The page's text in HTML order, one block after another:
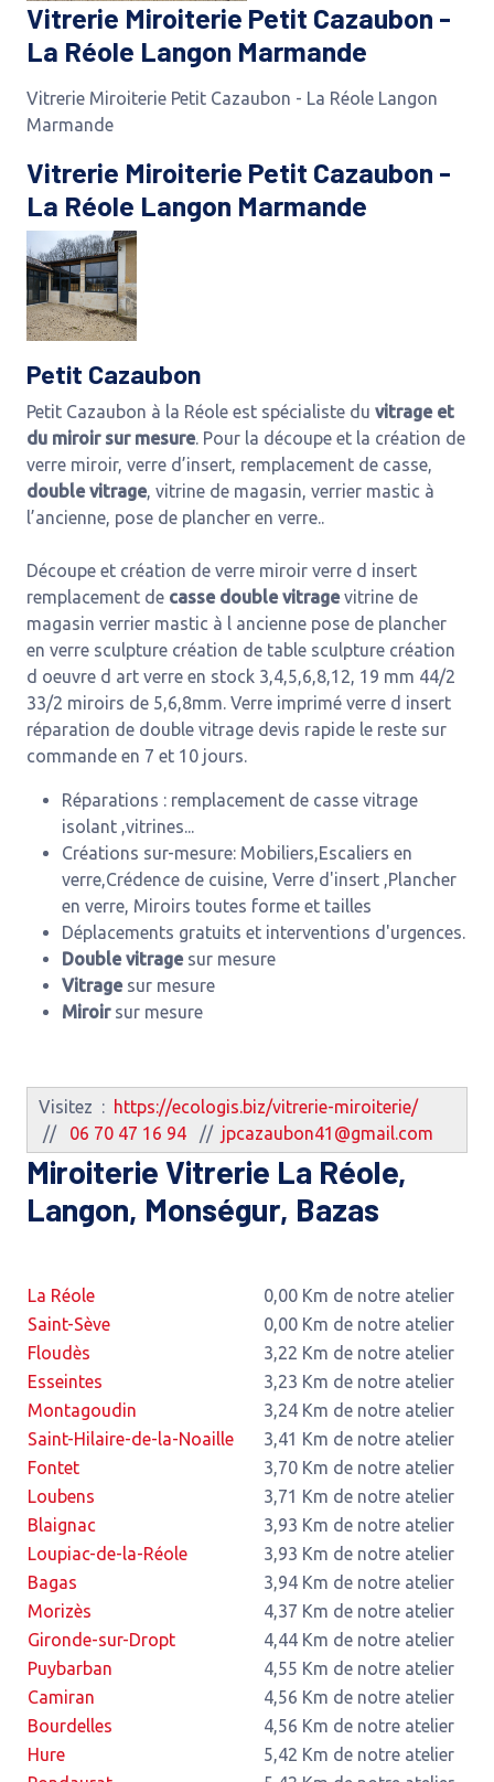
Vitrerie Miroiterie Petit Cazaubon -
La Réole Langon Marmande
Vitrerie Miroiterie Petit Cazaubon - La Réole Langon
Marmande
Vitrerie Miroiterie Petit Cazaubon -
La Réole Langon Marmande
Petit Cazaubon
Petit Cazaubon à la Réole est spécialiste du vitrage et
du miroir sur mesure. Pour la découpe et la création de
verre miroir, verre d’insert, remplacement de casse,
double vitrage, vitrine de magasin, verrier mastic à
l’ancienne, pose de plancher en verre..
Découpe et création de verre miroir verre d insert
remplacement de casse double vitragevitrine de
magasin verrier mastic à l ancienne pose de plancher
en verre sculpture création de table sculpture création
d oeuvre d art verre en stock 3,4,5,6,8,12, 19 mm 44/2
33/2 miroirs de 5,6,8mm. Verre imprimé verre d insert
réparation de double vitrage devis rapide le reste sur
commande en 7 et 10 jours.
Réparations : remplacement de casse vitrage
isolant ,vitrines...
Créations sur-mesure: Mobiliers,Escaliers en
verre,Crédence de cuisine, Verre d'insert ,Plancher
en verre, Miroirs toutes forme et tailles
Déplacements gratuits et interventions d'urgences.
Double vitragesur mesure
Vitragesur mesure
Miroirsur mesure
Visitez : https://ecologis.biz/vitrerie-miroiterie/
// 06 70 47 16 94 // jpcazaubon41@gmail.com
Miroiterie Vitrerie La Réole,
Langon, Monségur, Bazas
La Réole
0,00 Km de notre atelier
Saint-Sève
0,00 Km de notre atelier
Floudès
3,22 Km de notre atelier
Esseintes
3,23 Km de notre atelier
Montagoudin
3,24 Km de notre atelier
Saint-Hilaire-de-la-Noaille
3,41 Km de notre atelier
Fontet
3,70 Km de notre atelier
Loubens
3,71 Km de notre atelier
Blaignac
3,93 Km de notre atelier
Loupiac-de-la-Réole
3,93 Km de notre atelier
Bagas
3,94 Km de notre atelier
Morizès
4,37 Km de notre atelier
Gironde-sur-Dropt
4,44 Km de notre atelier
Puybarban
4,55 Km de notre atelier
Camiran
4,56 Km de notre atelier
Bourdelles
4,56 Km de notre atelier
Hure
5,42 Km de notre atelier